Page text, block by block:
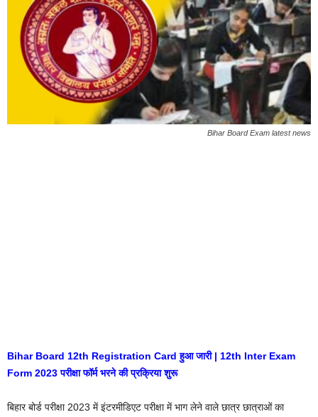
Bihar Board Exam latest news
Bihar Board 12th Registration Card हुआ जारी | 12th Inter Exam
Form 2023 परीक्षा फॉर्म भरने की प्रक्रिया शुरू
बिहार बोर्ड परीक्षा 2023 में इंटरमीडिएट परीक्षा में भाग लेने वाले छात्र छात्राओं का